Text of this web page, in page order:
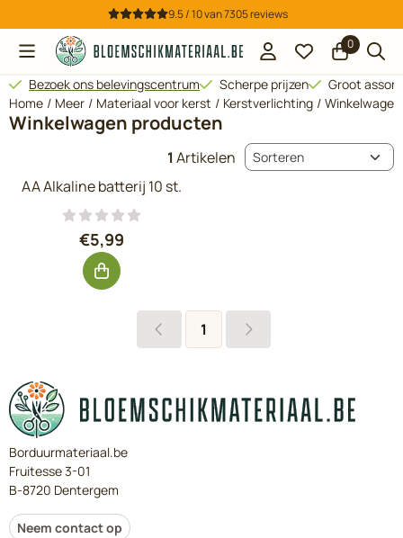
Cookievoorkeuren zijn beschikbaar. Kies instellingen of sta
9.5 / 10van7305reviews
0
Bezoek ons belevingscentrum Scherpe prijzen
Groot
Home / Meer / Materiaal voor kerst / Kerstverlichting /
Winkelwagen producten
1 Artikelen Sorteermethode
AA Alkaline batterij 10 st.
Prijs: 5,99, exclusief btw: 4,95
€5,99
1
Borduurmateriaal.be
Fruitesse 3-01
B-8720 Dentergem
Neem contact op